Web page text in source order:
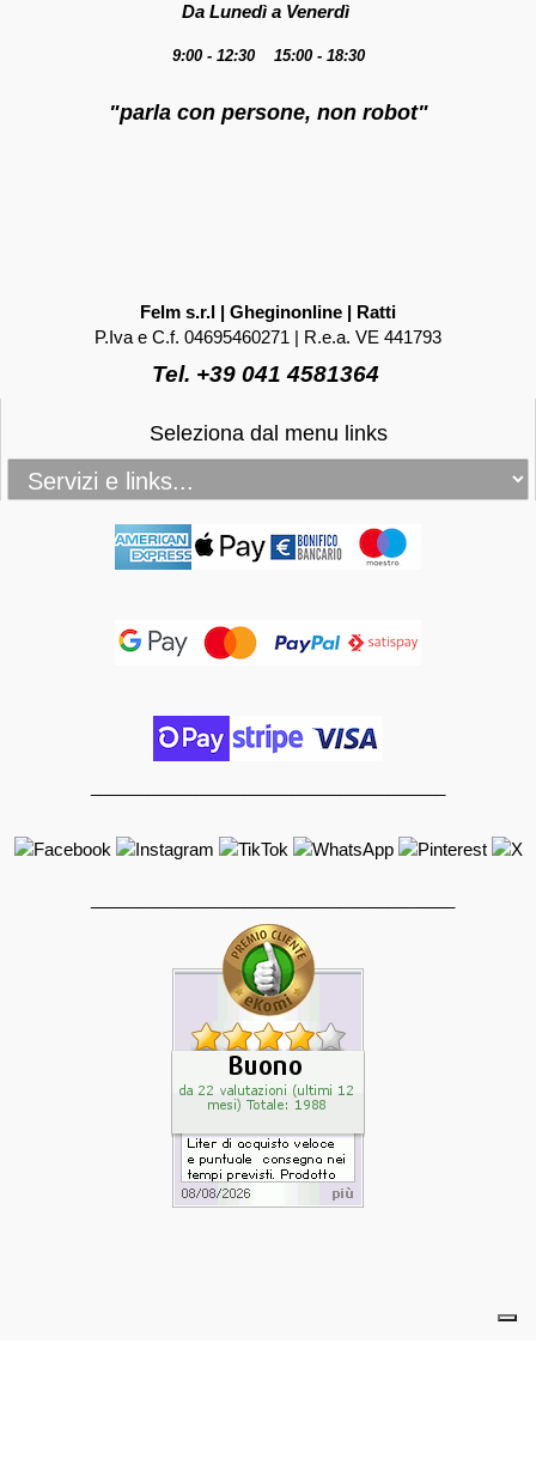
Da Lunedì a Venerdì
9:00 - 12:30 15:00 - 18:30
"parla con persone, non robot"
Felm s.r.l | Gheginonline | Ratti
P.Iva e C.f. 04695460271 | R.e.a. VE 441793
Tel. +39 041 4581364
Seleziona dal menu links